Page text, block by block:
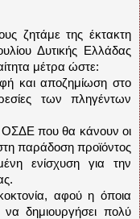
ζητάμε της έκτακτη
Δυτικής Ελλάδας
μέτρα ώστε:
και αποζημίωση στο
των πληγέντων
ΟΣΔΕ που θα κάνουν οι
παράδοση προϊόντος
ενίσχυση για την
αφού η όποια
δημιουργήσει πολύ